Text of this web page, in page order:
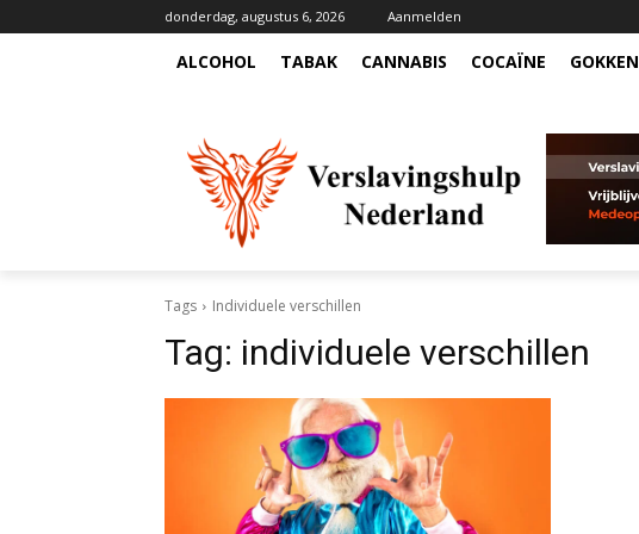
donderdag, augustus 6, 2026 Aanmelden
ALCOHOL TABAK CANNABIS COCAÏNE GOKKEN
Tags Individuele verschillen
Tag: individuele verschillen